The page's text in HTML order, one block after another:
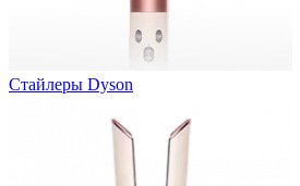
Стайлеры Dyson